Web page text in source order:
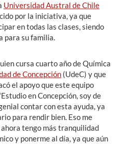
Universidad Austral de Chile
por la iniciativa, ya que
en todas las clases, siendo
para su familia.
cursa cuarto año de Química
de Concepción (UdeC) y que
el apoyo que este equipo
en Concepción, soy de
contar con esta ayuda, ya
para rendir bien. Eso me
tengo más tranquilidad
y ponerme al día, ya que aún